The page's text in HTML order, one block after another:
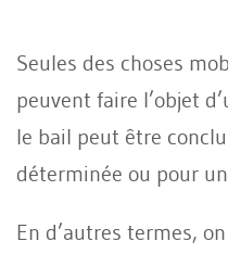
Seules des choses
peuvent faire l’objet
le bail peut être
déterminée ou pour
En d’autres termes,